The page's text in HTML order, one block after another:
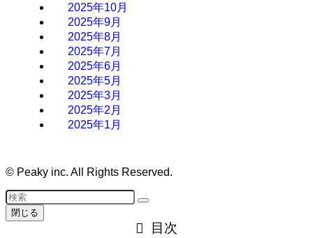
2025年10月
2025年9月
2025年8月
2025年7月
2025年6月
2025年5月
2025年3月
2025年2月
2025年1月
© Peaky inc. All Rights Reserved.
閉じる
目次